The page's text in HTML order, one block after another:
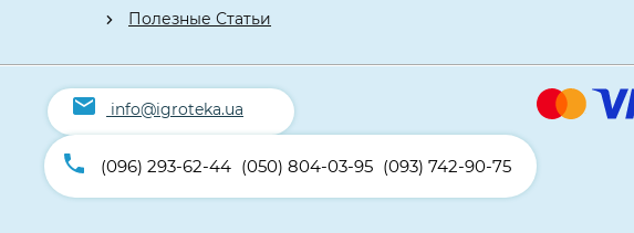
Полезные Статьи
info@igroteka.ua
(096) 293-62-44 (050) 804-03-95 (093) 742-90-75